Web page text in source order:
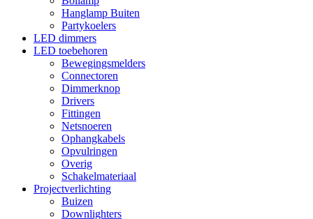
Hanglamp Buiten
Partykoelers
LED dimmers
LED toebehoren
Bewegingsmelders
Connectoren
Dimmerknop
Drivers
Fittingen
Netsnoeren
Ophangkabels
Opvulringen
Overig
Schakelmateriaal
Projectverlichting
Buizen
Downlighters